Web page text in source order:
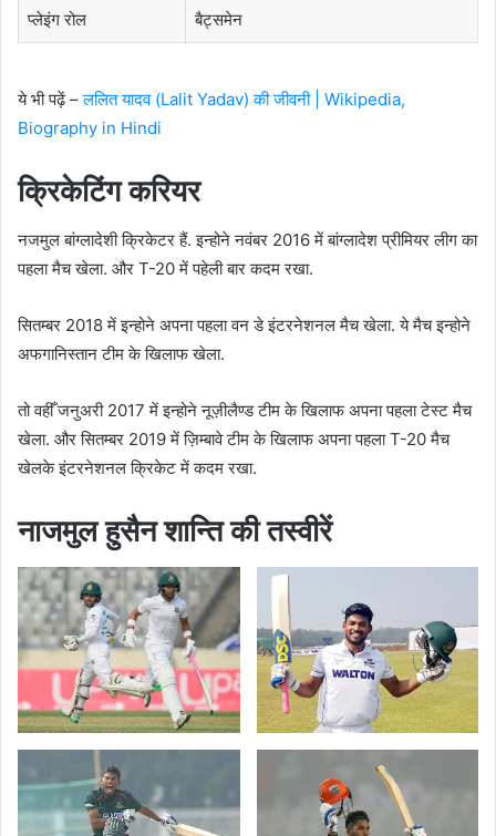
प्लेइंग रोल बैट्समेन
ये भी पढ़ें –ललित यादव (Lalit Yadav) की जीवनी | Wikipedia,
Biography in Hindi
क्रिकेटिंग करियर
नजमुल बांग्लादेशी क्रिकेटर हैं. इन्होने नवंबर 2016 में बांग्लादेश प्रीमियर लीग का
पहला मैच खेला. और T-20 में पहेली बार कदम रखा.
सितम्बर 2018 में इन्होने अपना पहला वन डे इंटरनेशनल मैच खेला. ये मैच इन्होने
अफगानिस्तान टीम के खिलाफ खेला.
तो वहीँ जनुअरी 2017 में इन्होने नूज़ीलैण्ड टीम के खिलाफ अपना पहला टेस्ट मैच
खेला. और सितम्बर 2019 में ज़िम्बावे टीम के खिलाफ अपना पहला T-20 मैच
खेलके इंटरनेशनल क्रिकेट में कदम रखा.
नाजमुल हुसैन शान्ति की तस्वीरें